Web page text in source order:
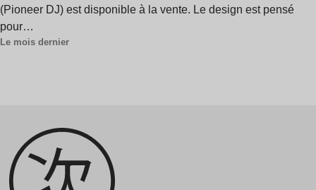
(Pioneer DJ) est disponible à la vente. Le design est pensé
pour…
Le mois dernier